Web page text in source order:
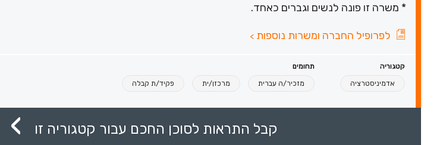
* משרה זו פונה לנשים וגברים כאחד.
לפרופיל החברה ומשרות נוספות >
קטגוריה תחומים
אדמיניסטרציה מזכיר/ה עברית מרכזן/ית פקיד/ת קבלה
קבל התראות לסוכן החכם עבור קטגוריה זו